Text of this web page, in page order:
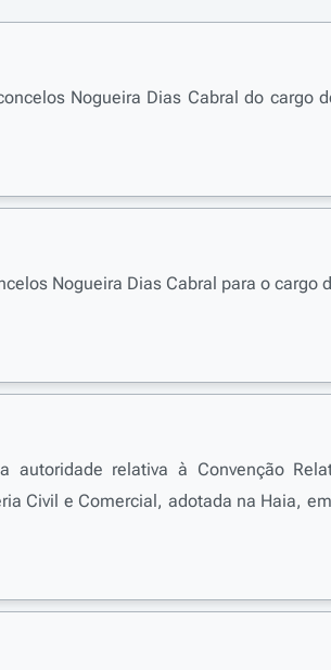
Nogueira Dias Cabral do cargo
Nogueira Dias Cabral para o cargo
relativa à Convenção
Civil e Comercial, adotada na Haia,